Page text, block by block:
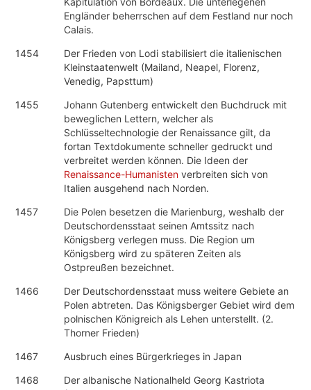
Engländer beherrschen auf dem Festland nur noch
Calais.
1454
Der Frieden von Lodi stabilisiert die italienischen
Kleinstaatenwelt (Mailand, Neapel, Florenz,
Venedig, Papsttum)
1455
Johann Gutenberg entwickelt den Buchdruck mit
beweglichen Lettern, welcher als
Schlüsseltechnologie der Renaissance gilt, da
fortan Textdokumente schneller gedruckt und
verbreitet werden können. Die Ideen der
Renaissance-Humanisten verbreiten sich von
Italien ausgehend nach Norden.
1457
Die Polen besetzen die Marienburg, weshalb der
Deutschordensstaat seinen Amtssitz nach
Königsberg verlegen muss. Die Region um
Königsberg wird zu späteren Zeiten als
Ostpreußen bezeichnet.
1466
Der Deutschordensstaat muss weitere Gebiete an
Polen abtreten. Das Königsberger Gebiet wird dem
polnischen Königreich als Lehen unterstellt. (2.
Thorner Frieden)
1467
Ausbruch eines Bürgerkrieges in Japan
1468
Der albanische Nationalheld Georg Kastriota